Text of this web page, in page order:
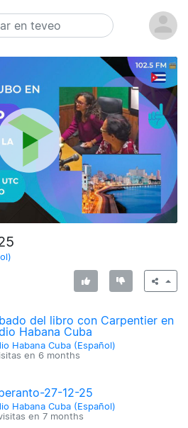
del libro con Carpentier en
Habana Cuba
Habana Cuba (Español)
en 6 months
27-12-25
Habana Cuba (Español)
en7 months